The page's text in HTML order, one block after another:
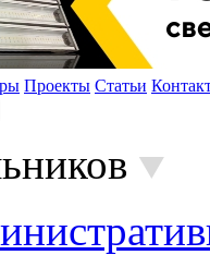
Проекты Статьи